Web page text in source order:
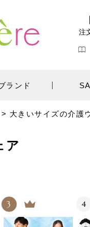
注
ランド
> 大きいサイズの介護
ア
3 4